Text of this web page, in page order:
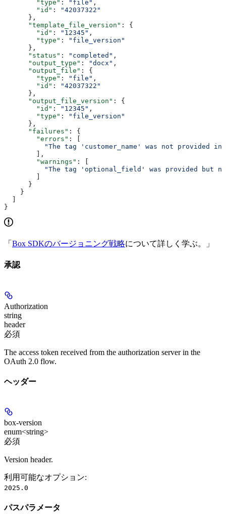
        "type"
: "file" ,
        "id"
:
"42037322"
      },
      "template_file_version"
: {
        "id"
: "12345" ,
        "type"
:
"file_version"
      },
      "status"
: "completed" ,
      "output_type"
: "docx" ,
      "output_file"
: {
        "type"
: "file" ,
        "id"
:
"42037322"
      },
      "output_file_version"
: {
        "id"
: "12345" ,
        "type"
:
"file_version"
      },
      "failures"
: {
        "errors"
: [
"The tag 'customer_name' was not provided in
        ],
        "warnings"
: [
"The tag 'optional_field' was provided but
      }
    }
}
「 Box SDKのバージョニング戦略について詳しく学ぶ。」
承認
Authorization
string
header
必須
The access token received from the authorization server in the
OAuth 2.0 flow.
ヘッダー
box-version
enum<string>
必須
Version header.
利用可能なオプション:
2025.0
パスパラメータ